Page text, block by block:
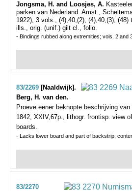
Jongsma, H. and Loosjes, A.
parken van Nederland. Amst.,
1922), 3 vols., (4),40,(2); (4),40,(3);
ills., orig. (unif.) gilt cl., folio.
- Bindings rubbed along extremities; vols. 2 and
83/2269 [Naaldwijk].
Berg, H. van den.
Proeve eener beknopte beschrijving van
1842, XXIV,67p., lithogr. frontisp. view
boards.
- Lacks lower board and part of backstrip;
83/2270